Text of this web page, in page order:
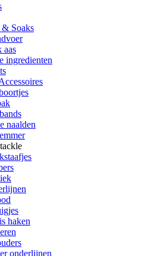
Soaks
aas
ingredienten
naalden
haken
onderlijnen